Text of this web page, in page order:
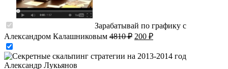
Зарабатывай по графику с
Александром Калашниковым 4810₽ Первоначальная
составляла
200 ₽Текущая
200 ₽.